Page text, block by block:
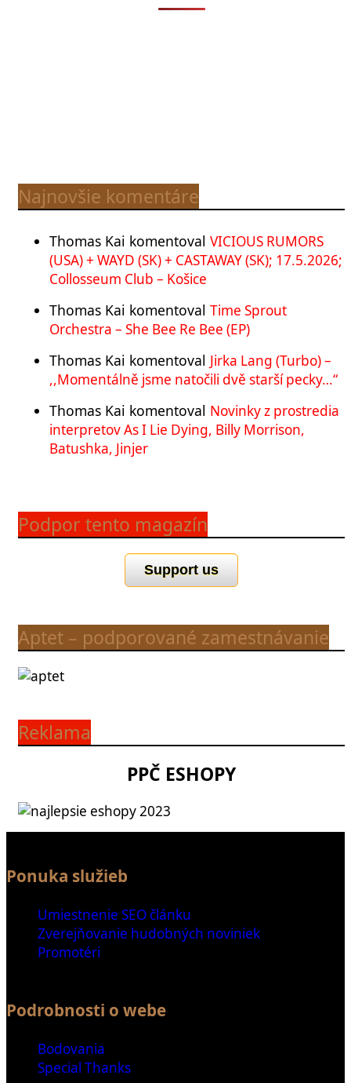
Najnovšie komentáre
Thomas Kai komentoval VICIOUS RUMORS
(USA) + WAYD (SK) + CASTAWAY (SK); 17.5.2026;
Collosseum Club – Košice
Thomas Kai komentoval Time Sprout
Orchestra – She Bee Re Bee (EP)
Thomas Kai komentoval Jirka Lang (Turbo) –
,,Momentálně jsme natočili dvě starší pecky…“
Thomas Kai komentoval Novinky z prostredia
interpretov As I Lie Dying, Billy Morrison,
Batushka, Jinjer
Podpor tento magazín
Support us
Aptet – podporované zamestnávanie
Reklama
PPČ ESHOPY
Ponuka služieb
Umiestnenie SEO článku
Zverejňovanie hudobných noviniek
Promotéri
Podrobnosti o webe
Bodovania
Special Thanks